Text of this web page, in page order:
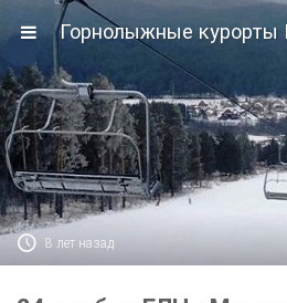
Горнолыжные курорты
 8 лет назад